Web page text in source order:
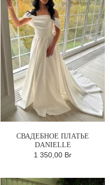
СВАДЕБНОЕ ПЛАТЬЕ
DANIELLE
1 350,00 Br